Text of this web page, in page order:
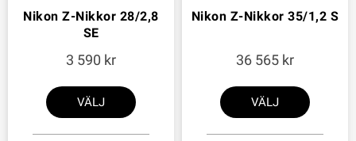
Nikon Z-Nikkor 28/2,8
SE
3 590
VÄLJ
Nikon Z-Nikkor 35/1,2 S
36 565
VÄLJ